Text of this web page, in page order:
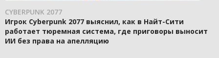
CYBERPUNK 2077
Игрок Cyberpunk 2077 выяснил, как в Найт-Сити
работает тюремная система, где приговоры выносит
ИИ без права на апелляцию